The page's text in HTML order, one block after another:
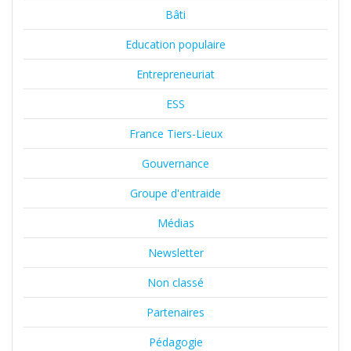
Bâti
Education populaire
Entrepreneuriat
ESS
France Tiers-Lieux
Gouvernance
Groupe d'entraide
Médias
Newsletter
Non classé
Partenaires
Pédagogie